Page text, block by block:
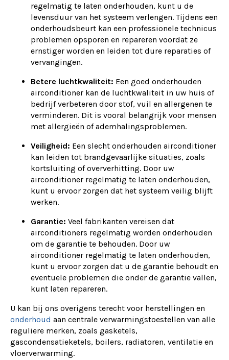
regelmatig te laten onderhouden, kunt u de
levensduur van het systeem verlengen. Tijdens een
onderhoudsbeurt kan een professionele technicus
problemen opsporen en repareren voordat ze
ernstiger worden en leiden tot dure reparaties of
vervangingen.
Betere luchtkwaliteit: Een goed onderhouden
airconditioner kan de luchtkwaliteit in uw huis of
bedrijf verbeteren door stof, vuil en allergenen te
verminderen. Dit is vooral belangrijk voor mensen
met allergieën of ademhalingsproblemen.
Veiligheid: Een slecht onderhouden airconditioner
kan leiden tot brandgevaarlijke situaties, zoals
kortsluiting of oververhitting. Door uw
airconditioner regelmatig te laten onderhouden,
kunt u ervoor zorgen dat het systeem veilig blijft
werken.
Garantie: Veel fabrikanten vereisen dat
airconditioners regelmatig worden onderhouden
om de garantie te behouden. Door uw
airconditioner regelmatig te laten onderhouden,
kunt u ervoor zorgen dat u de garantie behoudt en
eventuele problemen die onder de garantie vallen,
kunt laten repareren.
U kan bij ons overigens terecht voor herstellingen en
onderhoud aan centrale verwarmingstoestellen van alle
reguliere merken, zoals gasketels,
gascondensatieketels, boilers, radiatoren, ventilatie en
vloerverwarming.